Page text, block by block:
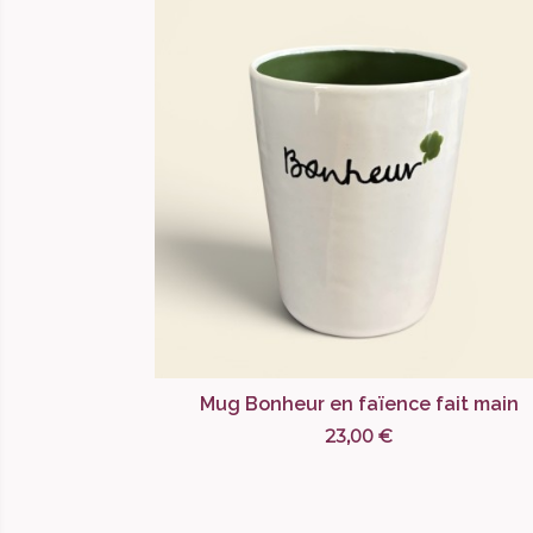
Mug Bonheur en faïence fait main
23,00 €